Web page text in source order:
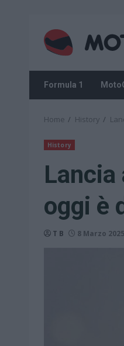
content
Formula 1
Home History
History
Lancia
oggi è
T B 8 Marzo 2025